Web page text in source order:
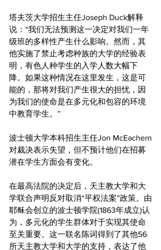
塔夫茨大学招生主任Joseph Duck解释
说：“我们无法预测这一决定对我们一年
级班的多样性产生什么影响。然而，其
他实施了禁止考虑种族的大学的经验表
明，有色人种学生的入学人数大幅下
降。如果这种情况在这里发生，这是可
能的，那将对我们产生很大的担忧，因
为我们的使命是在多元化和包容的环境
中教育学生。”
波士顿大学本科招生主任Jon McEachern
对裁决表示失望，但不预计他们在招募
潜在学生方面会有变化。
在最高法院的决定后，天主教大学和大
学联合声明反对取消“平权法案”政策。由
耶稣会创立的波士顿学院(1863年成立)认
为，多元化的学生群体对于实现其使命
至关重要。这一联名陈词得到了其他56
所天主教大学和大学的支持，表达了他